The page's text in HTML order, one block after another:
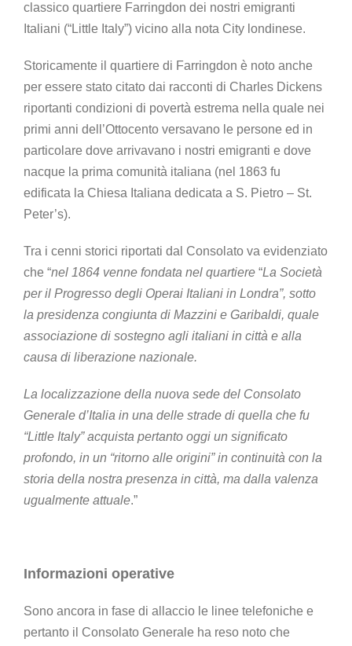
classico quartiere Farringdon dei nostri emigranti
Italiani (“Little Italy”) vicino alla nota City londinese.
Storicamente il quartiere di Farringdon è noto anche
per essere stato citato dai racconti di Charles Dickens
riportanti condizioni di povertà estrema nella quale nei
primi anni dell’Ottocento versavano le persone ed in
particolare dove arrivavano i nostri emigranti e dove
nacque la prima comunità italiana (nel 1863 fu
edificata la Chiesa Italiana dedicata a S. Pietro – St.
Peter’s).
Tra i cenni storici riportati dal Consolato va evidenziato
che “nel 1864 venne fondata nel quartiere “La Società
per il Progresso degli Operai Italiani in Londra”, sotto
la presidenza congiunta di Mazzini e Garibaldi, quale
associazione di sostegno agli italiani in città e alla
causa di liberazione nazionale.
La localizzazione della nuova sede del Consolato
Generale d’Italia in una delle strade di quella che fu
“Little Italy” acquista pertanto oggi un significato
profondo, in un “ritorno alle origini” in continuità con la
storia della nostra presenza in città, ma dalla valenza
ugualmente attuale.”
Informazioni operative
Sono ancora in fase di allaccio le linee telefoniche e
pertanto il Consolato Generale ha reso noto che